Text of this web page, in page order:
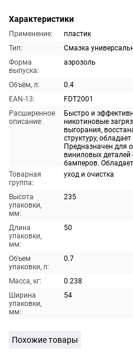
Характеристики
Применение:
пластик
Тип:
Смазка
Форма
выпуска:
аэрозоль
Объём, л:
0.4
EAN-13:
FDT2001
Расширенное
описание:
Быстро и
никотиновые
выгорания,
структуру,
Предназначен для
виниловых
бамперов.
Товарная
группа:
уход и очистка
Высота
упаковки,
мм:
235
Длина
упаковки,
мм:
50
Объем
упаковки, л:
0.7
Масса, кг:
0.238
Ширина
упаковки,
мм:
54
Похожие товары